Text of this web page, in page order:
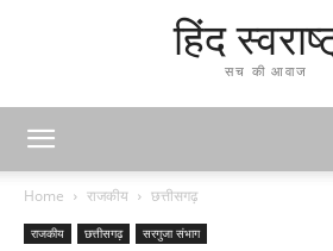
हिंद
सच की आवाज
Home राजकीय छत्तीसगढ़
राजकीय छत्तीसगढ़ सरगुजा संभाग